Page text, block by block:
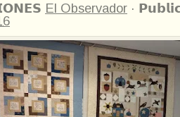
El Observador ·